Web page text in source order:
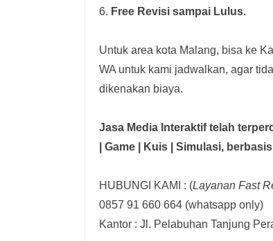
6. Free Revisi sampai Lulus.
Untuk area kota Malang, bisa ke
WA untuk kami jadwalkan, agar
dikenakan biaya.
Jasa Media Interaktif telah
| Game | Kuis | Simulasi,
HUBUNGI KAMI : (Layanan Fast
0857 91 660 664 (whatsapp only)
Kantor : Jl. Pelabuhan Tanjung